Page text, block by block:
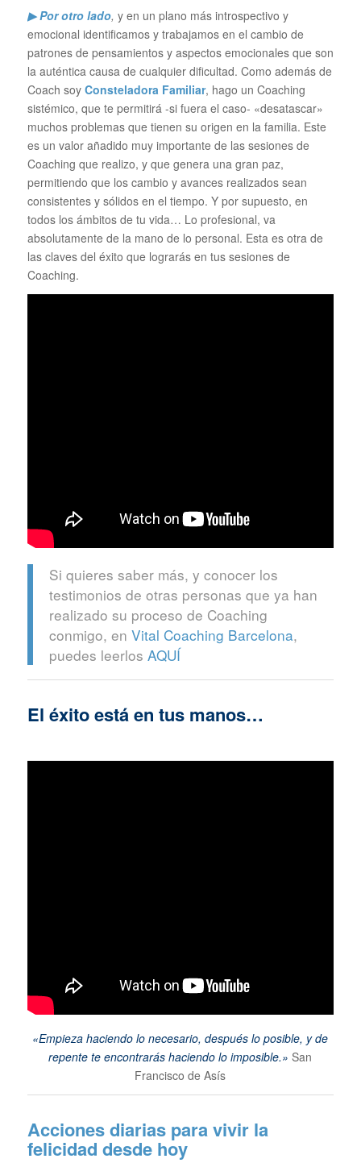
▶ Por otro lado, y en un plano más introspectivo y
emocional identificamos y trabajamos en el cambio de
patrones de pensamientos y aspectos emocionales que son
la auténtica causa de cualquier dificultad. Como además de
Coach soy Consteladora Familiar, hago un Coaching
sistémico, que te permitirá -si fuera el caso- «desatascar»
muchos problemas que tienen su origen en la familia. Este
es un valor añadido muy importante de las sesiones de
Coaching que realizo, y que genera una gran paz,
permitiendo que los cambio y avances realizados sean
consistentes y sólidos en el tiempo. Y por supuesto, en
todos los ámbitos de tu vida… Lo profesional, va
absolutamente de la mano de lo personal. Esta es otra de
las claves del éxito que lograrás en tus sesiones de
Coaching.
Si quieres saber más, y conocer los
testimonios de otras personas que ya han
realizado su proceso de Coaching
conmigo, en Vital Coaching Barcelona,
puedes leerlos AQUÍ
El éxito está en tus manos…
«Empieza haciendo lo necesario, después lo posible, y de
repente te encontrarás haciendo lo imposible.» San
Francisco de Asís
Acciones diarias para vivir la
felicidad desde hoy